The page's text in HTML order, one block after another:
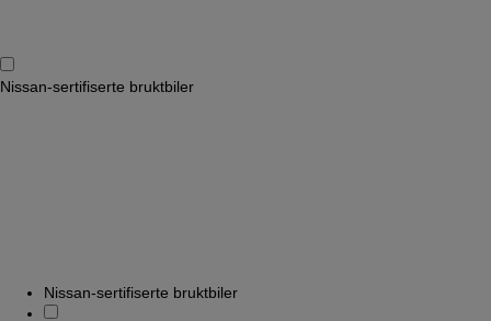
Nissan-sertifiserte bruktbiler
Nissan-sertifiserte bruktbiler